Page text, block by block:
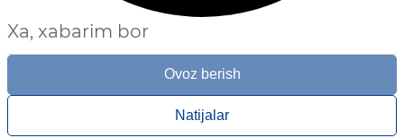
Xa, xabarim bor
Ovoz berish
Natijalar